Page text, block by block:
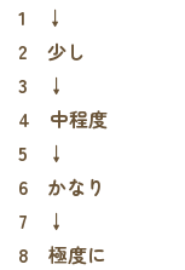
1 ↓
2 少し
3 ↓
4 中程度
5 ↓
6 かなり
7 ↓
8 極度に